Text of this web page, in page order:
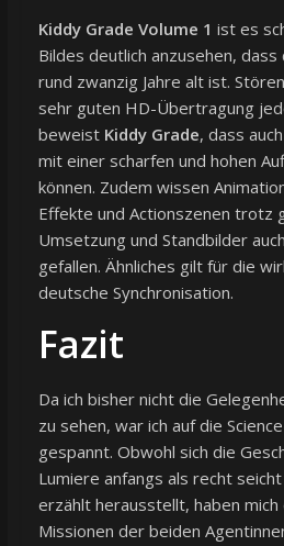
Kiddy Grade Volume 1 ist es
Bildes deutlich anzusehen,
rund zwanzig Jahre alt ist.
sehr guten HD-Übertragung
beweist Kiddy Grade, dass
mit einer scharfen und hohen
können. Zudem wissen
Effekte und Actionszenen trotz
Umsetzung und Standbilder
gefallen. Ähnliches gilt für die
deutsche Synchronisation.
Fazit
Da ich bisher nicht die
zu sehen, war ich auf die
gespannt. Obwohl sich die
Lumiere anfangs als recht
erzählt herausstellt, haben mich
Missionen der beiden